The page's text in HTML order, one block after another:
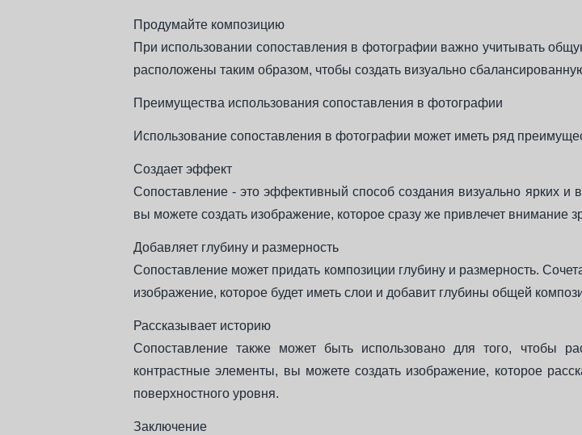
Продумайте композицию
При использовании сопоставления в фотографии важно учитывать
расположены таким образом, чтобы создать визуально
Преимущества использования сопоставления в фотографии
Использование сопоставления в фотографии может иметь ряд
Создает эффект
Сопоставление - это эффективный способ создания визуально ярких
вы можете создать изображение, которое сразу же привлечет внимание
Добавляет глубину и размерность
Сопоставление может придать композиции глубину и размерность.
изображение, которое будет иметь слои и добавит глубины общей
Рассказывает историю
Сопоставление также может быть использовано для того, чтобы
контрастные элементы, вы можете создать изображение, которое
поверхностного уровня.
Заключение